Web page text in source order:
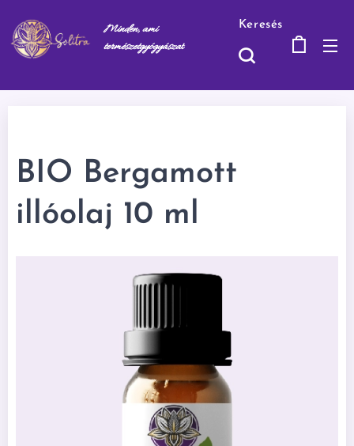
Minden, ami
természetgyógyászat
Keresés
BIO Bergamott
illóolaj 10 ml